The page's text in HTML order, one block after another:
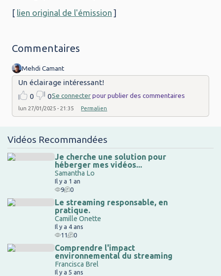
[ lien original de l'émission ]
Commentaires
Mehdi Camant
Un éclairage intéressant!
0
0Se connecter pour publier des commentaires
lun 27/01/2025 - 21:35 Permalien
Vidéos Recommandées
Je cherche une solution pour
héberger mes vidéos...
Samantha Lo
Il y a 1 an
9
0
Le streaming responsable, en
pratique.
Camille Onette
Il y a 4 ans
11
0
Comprendre l'impact
environnemental du streaming
Francisca Brel
Il y a 5 ans